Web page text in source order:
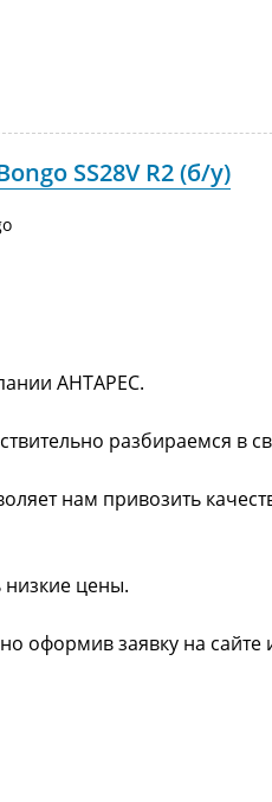
SS28V R2 (б/у)
АНТАРЕС.
разбираемся в
нам привозить
цены.
оформив заявку на сайте